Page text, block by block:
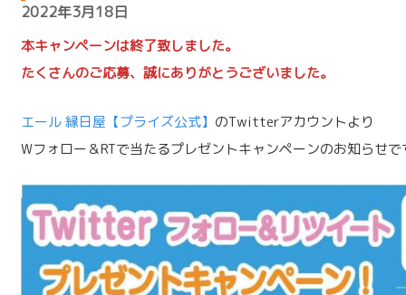
2022年3月18日
本キャンペーンは終了致しました。
たくさんのご応募、誠にありがとうございました。
エール 縁日屋【プライズ公式】 のTwitterアカウントより
Wフォロー＆RTで当たるプレゼントキャンペーンのお知らせで